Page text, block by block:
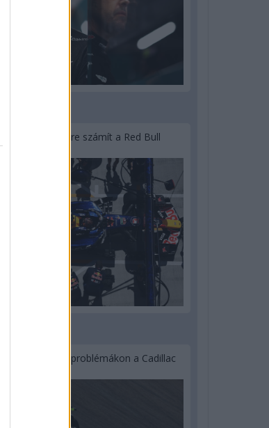
fejlesztési ütemre számít a Red Bull
lenni a fékproblémákon a Cadillac